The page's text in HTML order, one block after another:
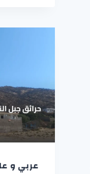
عربي و